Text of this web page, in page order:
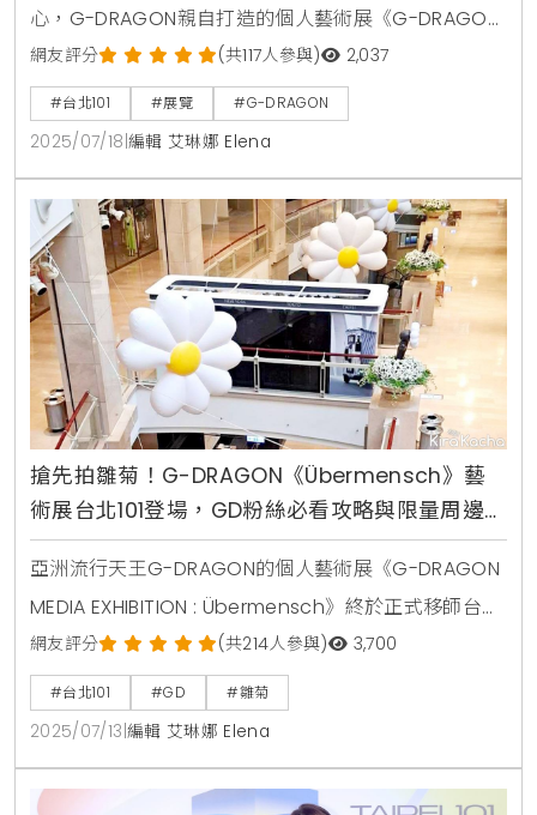
心，G-DRAGON親自打造的個人藝術展《G-DRAGON
MEDIA EXHIBITION：Übermensch》終於正式登台。這
場萬眾矚目的展覽，選址台北地標台北101大樓，自
2025年7月17日起展出至8月11日，每日11點至21點，每
小時開放一場，單場限額進場。這不僅僅是一場展覽，
更是一次前所未有的藝術盛事，讓粉絲們能全方位進入
G-DRAGON
網友評分 (共117人參與) 2,037
#台北101 #展覽 #G-DRAGON
2025/07/18 編輯 艾琳娜 Elena
搶先拍雛菊！G-DRAGON《Übermensch》藝
術展台北101登場，GD粉絲必看攻略與限量周邊解
析
亞洲流行天王G-DRAGON的個人藝術展《G-DRAGON
MEDIA EXHIBITION : Übermensch》終於正式移師台
灣，這場備受矚目的藝術盛事選擇在象徵城市潮流地標
的台北101盛大舉辦。這不僅僅是一場單純的展覽，GD
這次直接橫跨台北101的1樓、4樓與5樓，精心打造出一
個完整且多層次的藝術體驗空間。從創新的互動裝置到
獨特的商品收藏，展覽將引導粉絲們一步步深入G-
網友評分 (共214人參與) 3,700
#台北101 #GD #雛菊
2025/07/13 編輯 艾琳娜 Elena